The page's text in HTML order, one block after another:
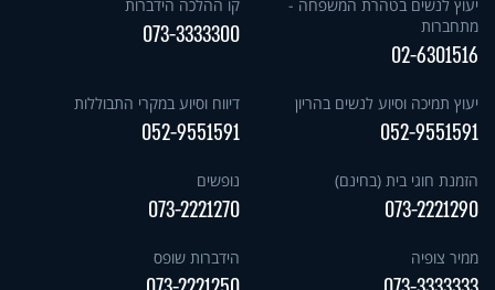
יעוץ לנשים בטהרת המשפחה -
מתחברות
02-6301516
קו ההלכה הידברות
073-3333300
יעוץ תמיכה וסיוע לנשים בהריון
052-9551591
דיווח וסיוע במקרי התבוללות
052-9551591
הזמנת חוגי בית (בחינם)
073-2221290
נופשים
073-2221270
ממיר צופיה הידברות שופס